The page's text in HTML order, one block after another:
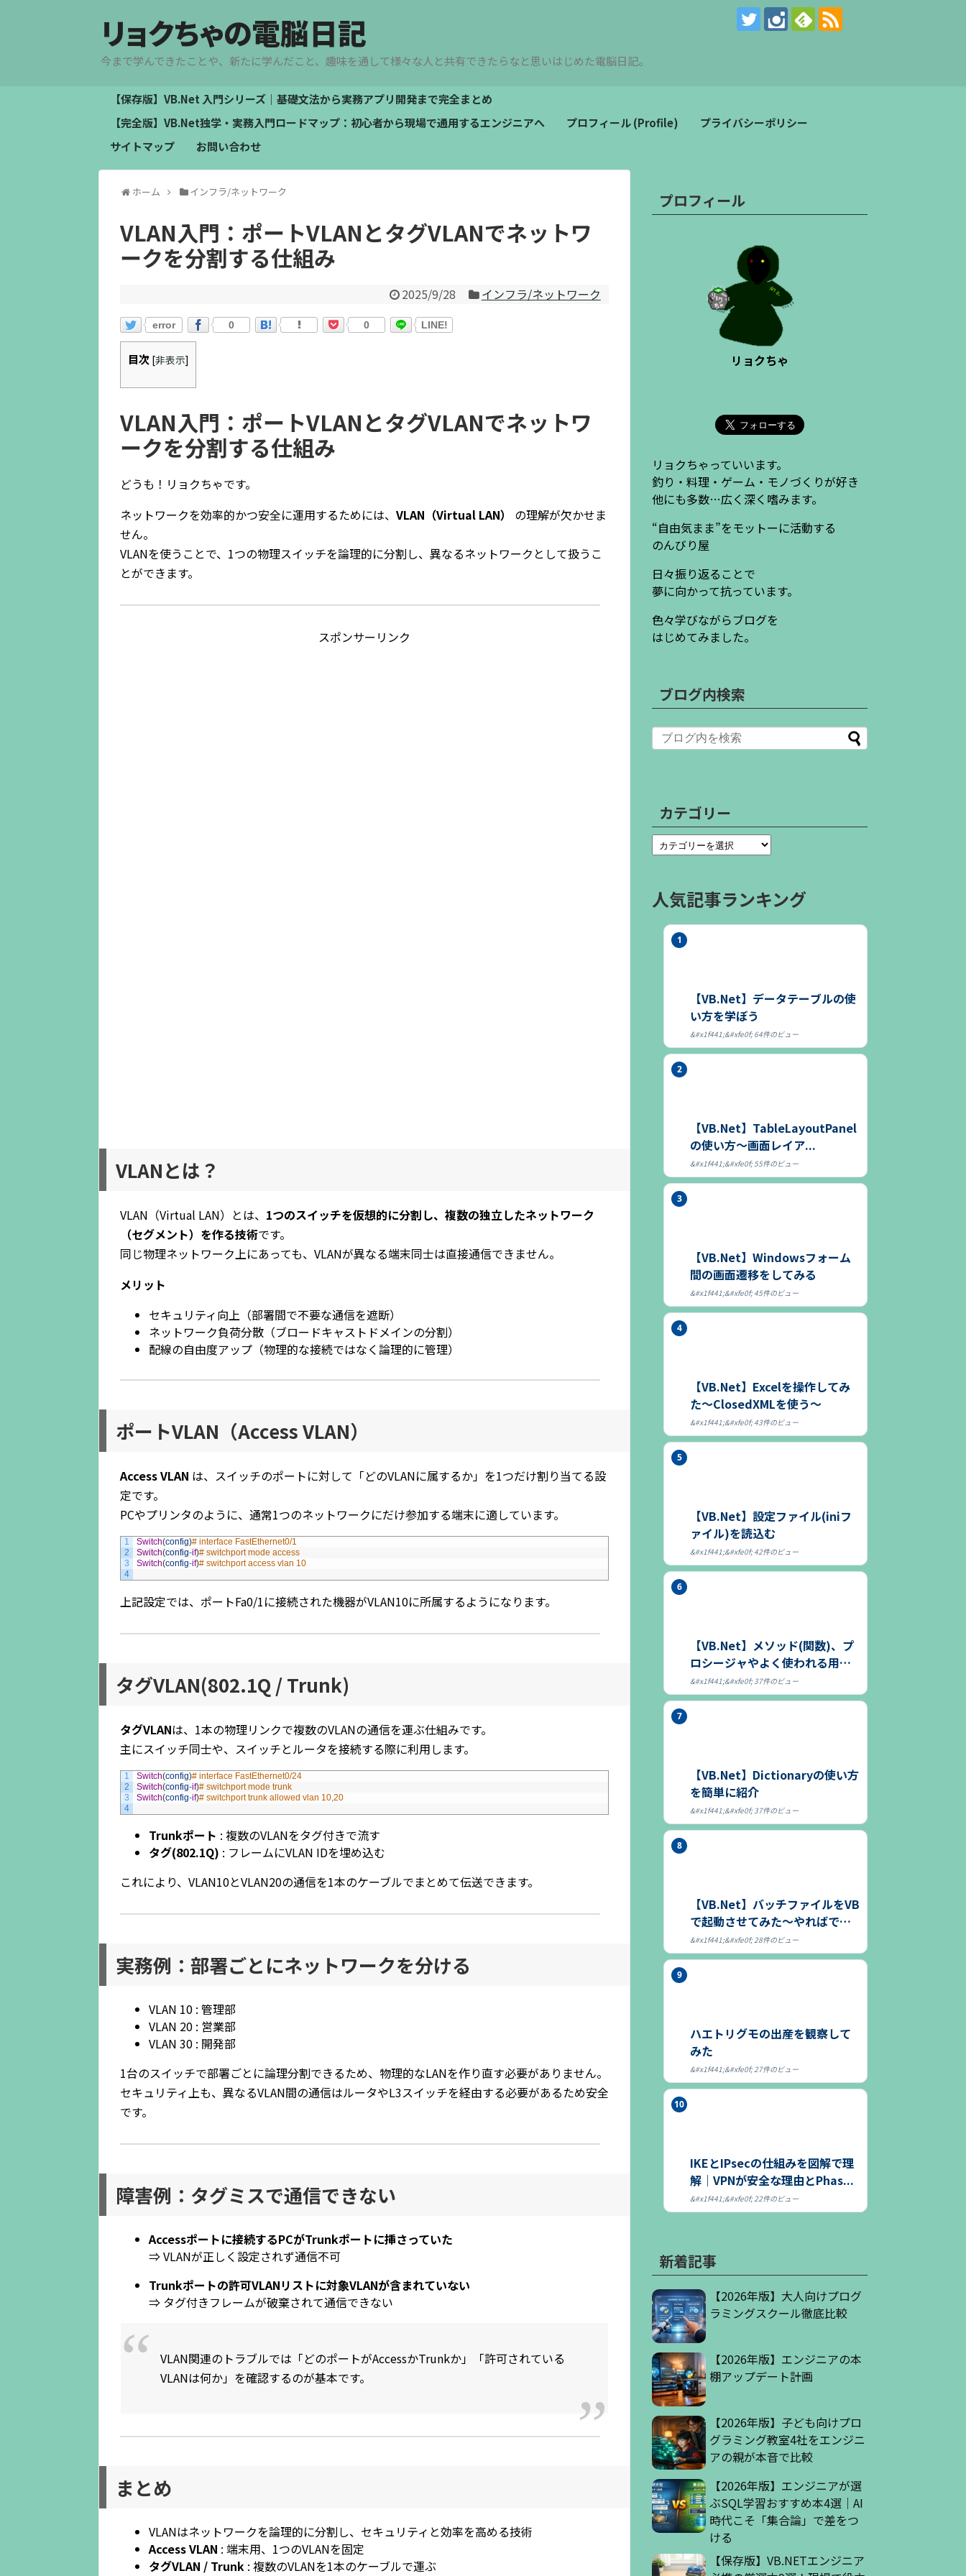
リョクちゃの電脳日記
今まで学んできたことや、新たに学んだこと、趣味を通して様々な人と共有できたらなと思いはじめた電脳日記。
【保存版】VB.Net 入門シリーズ｜基礎文法から実務アプリ開発まで完全まとめ
【完全版】VB.Net独学・実務入門ロードマップ：初心者から現場で通用するエンジニアへ
プロフィール (Profile)
プライバシーポリシー
サイトマップ
お問い合わせ
ホーム インフラ/ネットワーク
VLAN入門：ポートVLANとタグVLANでネットワ
ークを分割する仕組み
2025/9/28 インフラ/ネットワーク
error 0 0 LINE!
目次 [非表示]
VLAN入門：ポートVLANとタグVLANでネットワ
ークを分割する仕組み
どうも！リョクちゃです。
ネットワークを効率的かつ安全に運用するためには、 VLAN（Virtual LAN）
の理解が欠かせま
せん。
VLANを使うことで、1つの物理スイッチを論理的に分割し、異なるネットワークとして扱うこ
とができます。
スポンサーリンク
VLANとは？
VLAN（Virtual LAN）とは、 1つのスイッチを仮想的に分割し、複数の独立したネットワーク
（セグメント）を作る技術です。
同じ物理ネットワーク上にあっても、VLANが異なる端末同士は直接通信できません。
メリット
セキュリティ向上（部署間で不要な通信を遮断）
ネットワーク負荷分散（ブロードキャストドメインの分割）
配線の自由度アップ（物理的な接続ではなく論理的に管理）
ポートVLAN（Access VLAN）
Access VLAN は、スイッチのポートに対して「どのVLANに属するか」を1つだけ割り当てる設
定です。
PCやプリンタのように、通常1つのネットワークにだけ参加する端末に適しています。
1
2
3
4
Switch(config)# interface FastEthernet0/1
Switch(config-if)# switchport mode access
Switch(config-if)# switchport access vlan 10
上記設定では、ポートFa0/1に接続された機器がVLAN10に所属するようになります。
タグVLAN(802.1Q / Trunk)
タグVLANは、1本の物理リンクで複数のVLANの通信を運ぶ仕組みです。
主にスイッチ同士や、スイッチとルータを接続する際に利用します。
1
2
3
4
Switch(config)# interface FastEthernet0/24
Switch(config-if)# switchport mode trunk
Switch(config-if)# switchport trunk allowed vlan 10,20
Trunkポート : 複数のVLANをタグ付きで流す
タグ(802.1Q) : フレームにVLAN IDを埋め込む
これにより、VLAN10とVLAN20の通信を1本のケーブルでまとめて伝送できます。
実務例：部署ごとにネットワークを分ける
VLAN 10 : 管理部
VLAN 20 : 営業部
VLAN 30 : 開発部
1台のスイッチで部署ごとに論理分割できるため、物理的なLANを作り直す必要がありません。
セキュリティ上も、異なるVLAN間の通信はルータやL3スイッチを経由する必要があるため安全
です。
障害例：タグミスで通信できない
Accessポートに接続するPCがTrunkポートに挿さっていた
⇒ VLANが正しく設定されず通信不可
Trunkポートの許可VLANリストに対象VLANが含まれていない
⇒ タグ付きフレームが破棄されて通信できない
VLAN関連のトラブルでは「どのポートがAccessかTrunkか」「許可されている
VLANは何か」を確認するのが基本です。
まとめ
VLANはネットワークを論理的に分割し、セキュリティと効率を高める技術
Access VLAN : 端末用、1つのVLANを固定
タグVLAN / Trunk : 複数のVLANを1本のケーブルで運ぶ
プロフィール
リョクちゃ
リョクちゃっていいます。
釣り・料理・ゲーム・モノづくりが好き
他にも多数…広く深く嗜みます。
“自由気まま”をモットーに活動する
のんびり屋
日々振り返ることで
夢に向かって抗っています。
色々学びながらブログを
はじめてみました。
ブログ内検索
カテゴリー
人気記事ランキング
【VB.Net】データテーブルの使
い方を学ぼう
64件のビュー
【VB.Net】TableLayoutPanel
の使い方～画面レイア...
55件のビュー
【VB.Net】Windowsフォーム
間の画面遷移をしてみる
45件のビュー
【VB.Net】Excelを操作してみ
た～ClosedXMLを使う～
43件のビュー
【VB.Net】設定ファイル(iniフ
ァイル)を読込む
42件のビュー
【VB.Net】メソッド(関数)、プ
ロシージャやよく使われる用語
につ...
37件のビュー
【VB.Net】Dictionaryの使い方
を簡単に紹介
37件のビュー
【VB.Net】バッチファイルをVB
で起動させてみた～やればでき
る～
28件のビュー
ハエトリグモの出産を観察して
みた
27件のビュー
IKEとIPsecの仕組みを図解で理
解｜VPNが安全な理由とPhas...
22件のビュー
新着記事
【2026年版】大人向けプログ
ラミングスクール徹底比較
【2026年版】エンジニアの本
棚アップデート計画
【2026年版】子ども向けプロ
グラミング教室4社をエンジニ
アの親が本音で比較
【2026年版】エンジニアが選
ぶSQL学習おすすめ本4選｜AI
時代こそ「集合論」で差をつ
ける
【保存版】VB.NETエンジニア